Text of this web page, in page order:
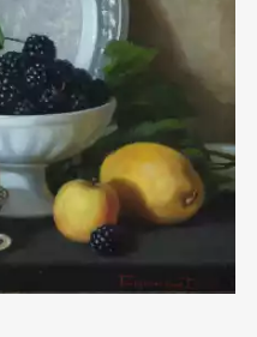
ekb.rakovgallery.ru